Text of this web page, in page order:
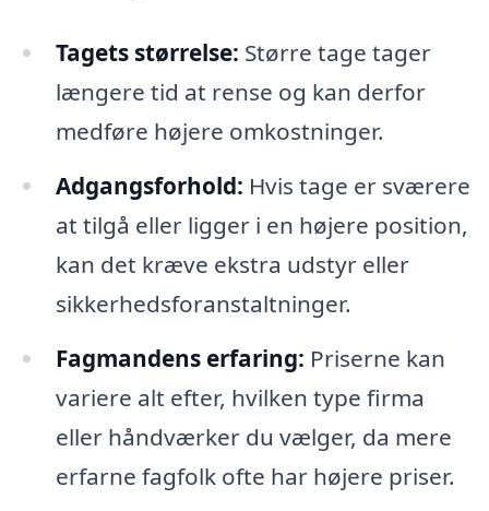
Tagets størrelse: Større tage tager
længere tid at rense og kan derfor
medføre højere omkostninger.
Adgangsforhold: Hvis tage er sværere
at tilgå eller ligger i en højere position,
kan det kræve ekstra udstyr eller
sikkerhedsforanstaltninger.
Fagmandens erfaring: Priserne kan
variere alt efter, hvilken type firma
eller håndværker du vælger, da mere
erfarne fagfolk ofte har højere priser.